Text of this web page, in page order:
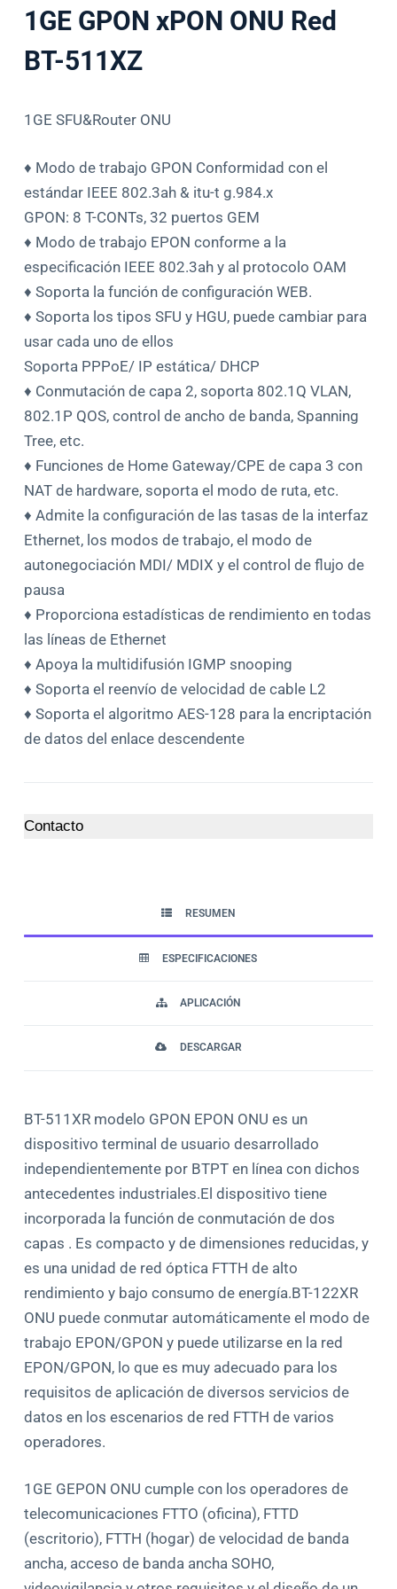
1GE GPON xPON ONU Red
BT-511XZ
1GE SFU&Router ONU
♦ Modo de trabajo GPON Conformidad con el
estándar IEEE 802.3ah & itu-t g.984.x
GPON: 8 T-CONTs, 32 puertos GEM
♦ Modo de trabajo EPON conforme a la
especificación IEEE 802.3ah y al protocolo OAM
♦ Soporta la función de configuración WEB.
♦ Soporta los tipos SFU y HGU, puede cambiar para
usar cada uno de ellos
Soporta PPPoE/ IP estática/ DHCP
♦ Conmutación de capa 2, soporta 802.1Q VLAN,
802.1P QOS, control de ancho de banda, Spanning
Tree, etc.
♦ Funciones de Home Gateway/CPE de capa 3 con
NAT de hardware, soporta el modo de ruta, etc.
♦ Admite la configuración de las tasas de la interfaz
Ethernet, los modos de trabajo, el modo de
autonegociación MDI/ MDIX y el control de flujo de
pausa
♦ Proporciona estadísticas de rendimiento en todas
las líneas de Ethernet
♦ Apoya la multidifusión IGMP snooping
♦ Soporta el reenvío de velocidad de cable L2
♦ Soporta el algoritmo AES-128 para la encriptación
de datos del enlace descendente
Contacto
RESUMEN
ESPECIFICACIONES
APLICACIÓN
DESCARGAR
BT-511XR modelo GPON EPON ONU es un
dispositivo terminal de usuario desarrollado
independientemente por BTPT en línea con dichos
antecedentes industriales.El dispositivo tiene
incorporada la función de conmutación de dos
capas . Es compacto y de dimensiones reducidas, y
es una unidad de red óptica FTTH de alto
rendimiento y bajo consumo de energía.BT-122XR
ONU puede conmutar automáticamente el modo de
trabajo EPON/GPON y puede utilizarse en la red
EPON/GPON, lo que es muy adecuado para los
requisitos de aplicación de diversos servicios de
datos en los escenarios de red FTTH de varios
operadores.
1GE GEPON ONU cumple con los operadores de
telecomunicaciones FTTO (oficina), FTTD
(escritorio), FTTH (hogar) de velocidad de banda
ancha, acceso de banda ancha SOHO,